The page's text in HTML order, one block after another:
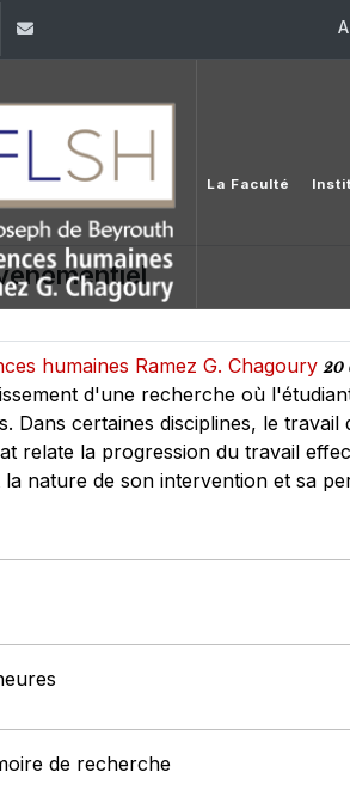
+961 (1) 421 000
La Faculté
humaines Ramez G. Chagoury20
d'une recherche où
Dans certaines disciplines, le
relate la progression du travail
nature de son intervention et sa
de recherche